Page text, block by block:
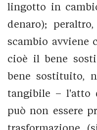
lingotto in
denaro);
scambio avviene
cioè il bene
bene sostituito,
tangibile – l'atto
può non essere
trasformazione